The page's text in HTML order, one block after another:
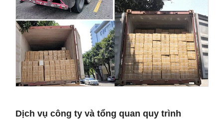
Dịch vụ công ty và tổng quan quy trình